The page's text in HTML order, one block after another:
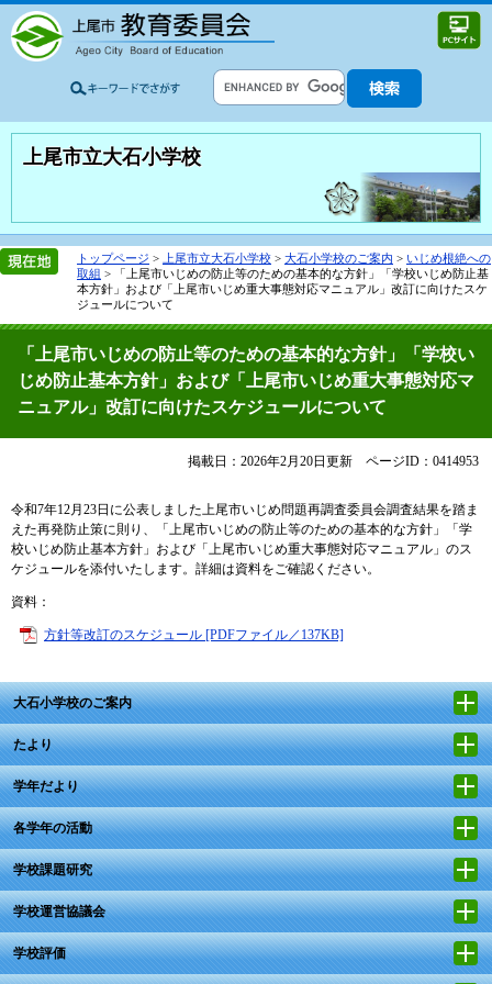
上尾市立大石小学校
トップページ > 上尾市立大石小学校 > 大石小学校のご案内 > いじめ根絶への
取組 >
「上尾市いじめの防止等のための基本的な方針」「学校いじめ防止基
本方針」および「上尾市いじめ重大事態対応マニュアル」改訂に向けたスケ
ジュールについて
「上尾市いじめの防止等のための基本的な方針」「学校い
じめ防止基本方針」および「上尾市いじめ重大事態対応マ
ニュアル」改訂に向けたスケジュールについて
掲載日：2026年2月20日更新 ページID：0414953
令和7年12月23日に公表しました上尾市いじめ問題再調査委員会調査結果を踏ま
えた再発防止策に則り、「上尾市いじめの防止等のための基本的な方針」「学
校いじめ防止基本方針」および「上尾市いじめ重大事態対応マニュアル」のス
ケジュールを添付いたします。詳細は資料をご確認ください。
資料：
方針等改訂のスケジュール [PDFファイル／137KB]
大石小学校のご案内
たより
学年だより
各学年の活動
学校課題研究
学校運営協議会
学校評価